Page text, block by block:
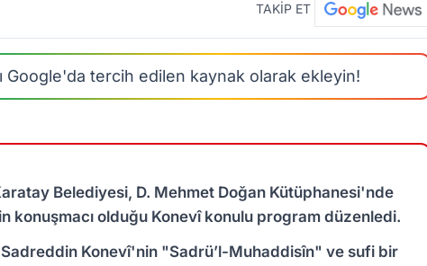
TAKİP ET
Google'da tercih edilen kaynak olarak ekleyin!
Belediyesi, D. Mehmet Doğan Kütüphanesi'nde
konuşmacı olduğu Konevî konulu program düzenledi.
Konevî'nin "Sadrü’l-Muhaddisîn" ve sufi bir